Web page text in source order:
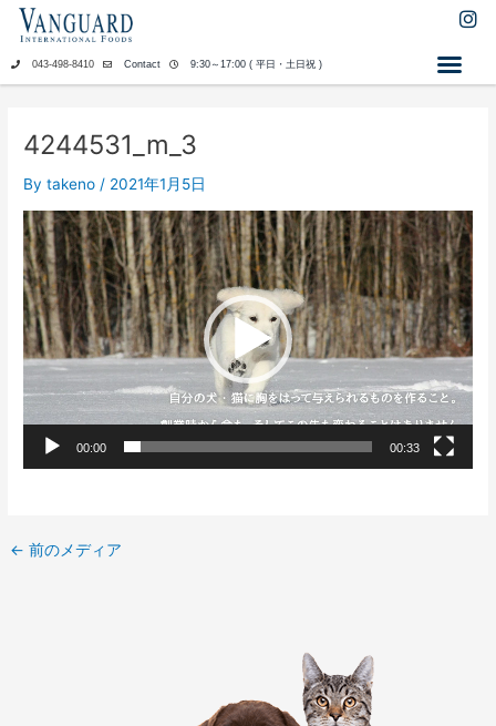
ス
I
043-498-8410 Contact 9:30～17:00 ( 平日・土日祝 )
4244531_m_3
Bytakeno / 2021年1月5日
動
画
プ
レ
ー
ヤ
ー
00:00 00:33
← 前のメディア